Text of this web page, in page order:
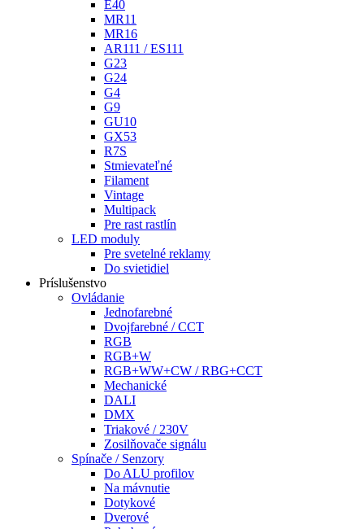
E40
MR11
MR16
AR111 / ES111
G23
G24
G4
G9
GU10
GX53
R7S
Stmievateľné
Filament
Vintage
Multipack
Pre rast rastlín
LED moduly
Pre svetelné reklamy
Do svietidiel
Príslušenstvo
Ovládanie
Jednofarebné
Dvojfarebné / CCT
RGB
RGB+W
RGB+WW+CW / RBG+CCT
Mechanické
DALI
DMX
Triakové / 230V
Zosilňovače signálu
Spínače / Senzory
Do ALU profilov
Na mávnutie
Dotykové
Dverové